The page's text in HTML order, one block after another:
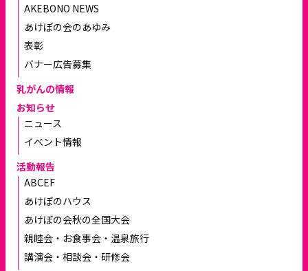
AKEBONO NEWS
あけぼの会のあゆみ
表彰
バナー広告募集
乳がんの情報
お知らせ
ニュース
イベント情報
活動報告
ABCEF
あけぼのハウス
あけぼの会秋の全国大会
親睦会・お食事会・温泉旅行
講演会・相談会・研修会